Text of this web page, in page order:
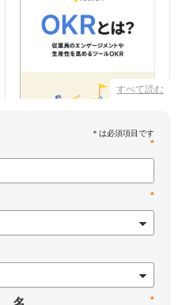
すべて読む
すればいいのか
お役立てください。
*
*
*